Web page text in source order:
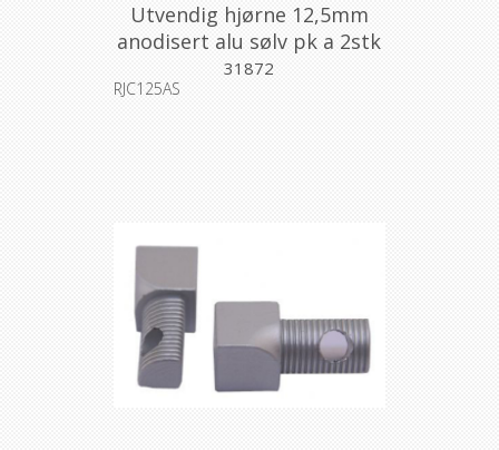
Utvendig hjørne 12,5mm
anodisert alu sølv pk a 2stk
31872
RJC125AS